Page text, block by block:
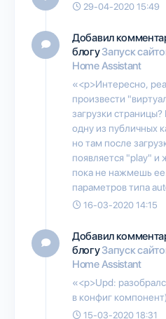
29-04-2020 15:49
Добавил
блогуЗапуск
Home Assistant
«<p>Интересно,
произвести
загрузки
одну из публичных
но там после
появляется "play" и
пока не нажмешь
параметров типа
16-03-2020 14:15
Добавил
блогуЗапуск
Home Assistant
«<p>Upd:
в конфиг
15-03-2020 18:31